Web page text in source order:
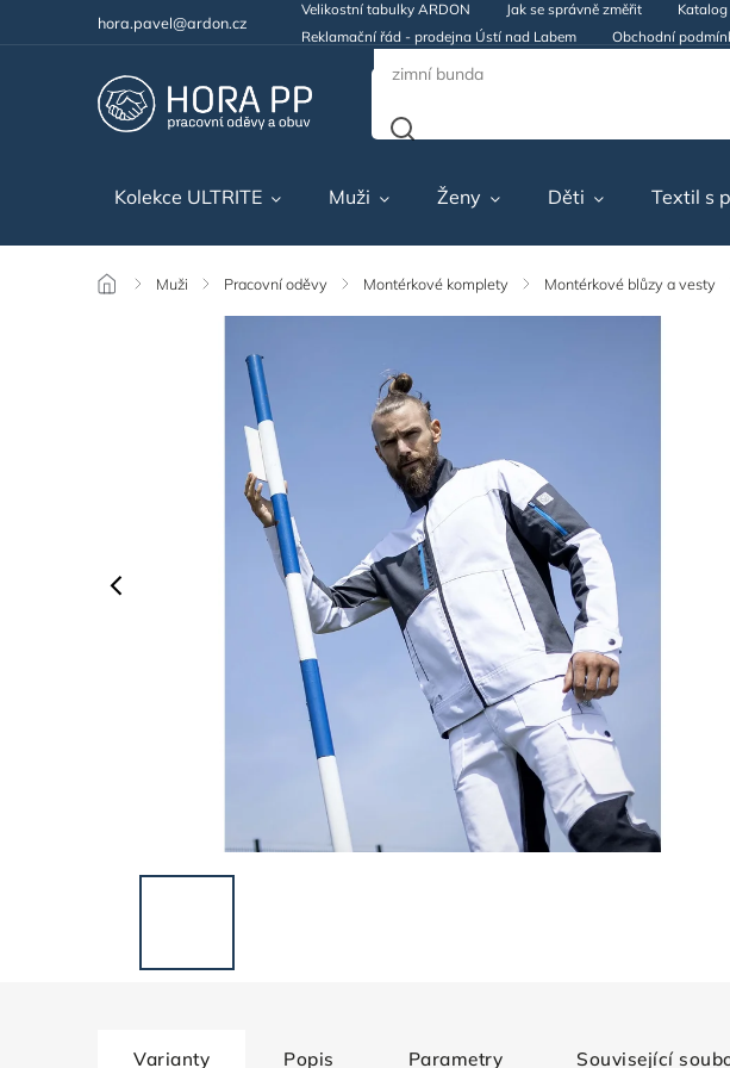
hora.pavel@ardon.cz
Velikostní tabulky ARDON Jak se správně změřit
Reklamační řád - prodejna Ústí nad Labem
Obchodní
Kolekce ULTRITE Muži Ženy Děti Textil s
/ Muži / Pracovní oděvy / Montérkové komplety / Montérkové blůzy a vesty
Varianty Popis Parametry Související